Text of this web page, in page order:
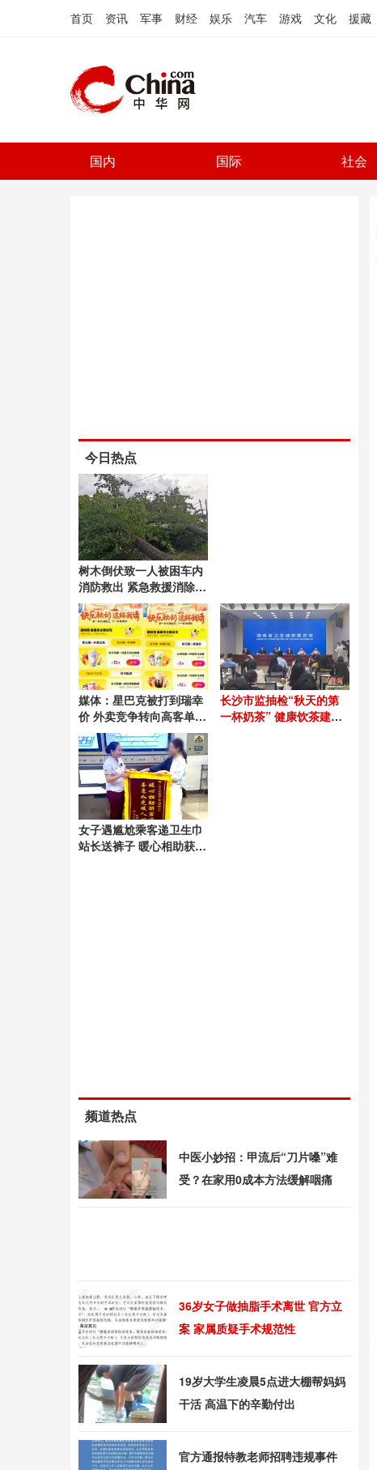
首页 资讯 军事 财经 娱乐 汽车 游戏 文化 援藏
国内 国际 社会
今日热点
树木倒伏致一人被困车内
消防救出 紧急救援消除触
电隐患
媒体：星巴克被打到瑞幸
价 外卖竞争转向高客单市
场
长沙市监抽检“秋天的第
一杯奶茶” 健康饮茶建议
女子遇尴尬乘客递卫生巾
站长送裤子 暖心相助获锦
频道热点
中医小妙招：甲流后“刀片嗓”难
受？在家用0成本方法缓解咽痛
36岁女子做抽脂手术离世 官方立
案 家属质疑手术规范性
19岁大学生凌晨5点进大棚帮妈妈
干活 高温下的辛勤付出
官方通报特教老师招聘违规事件